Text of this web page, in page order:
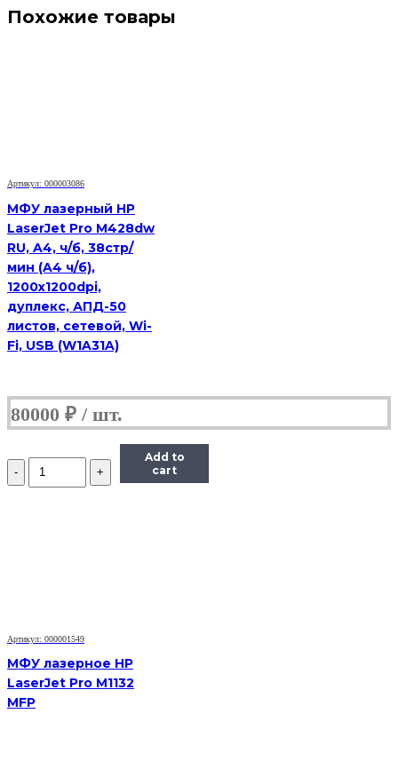
Похожие товары
Артикул: 000003086
МФУ лазерный HP
LaserJet Pro M428dw
RU, A4, ч/б, 38стр/
мин (A4 ч/б),
1200x1200dpi,
дуплекс, АПД-50
листов, сетевой, Wi-
Fi, USB (W1A31A)
80000 ₽
Количество
Принтер
Add to
cart
Артикул: 000001549
МФУ лазерное HP
LaserJet Pro M1132
MFP